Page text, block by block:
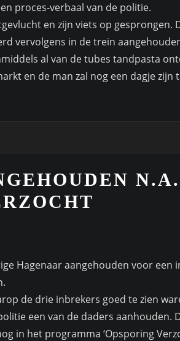
proces-verbaal van de politie.
en zijn viets op gesprongen.
vervolgens in de trein
al van de tubes tandpasta
en de man zal nog een dagje zijn
Hagenaar aangehouden voor een
de drie inbrekers goed te zien
een van de daders aanhouden.
in het programma ‘Opsporing